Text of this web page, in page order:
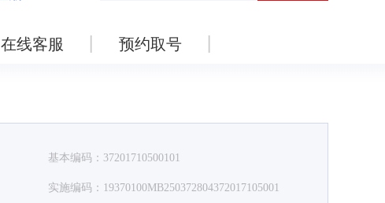
在线客服 预约取号
基本编码：37201710500101
实施编码：19370100MB250372804372017105001